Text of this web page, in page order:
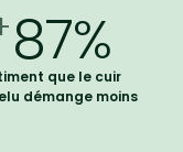
87%
que le cuir
démange moins